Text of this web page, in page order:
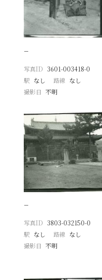
−
写真ID 3601-003418-0
駅 なし 路線 なし
撮影日
不明
−
写真ID 3803-032150-0
駅 なし 路線 なし
撮影日
不明